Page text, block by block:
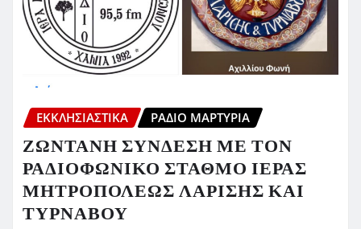
ΕΚΚΛΗΣΙΑΣΤΙΚΆ ΡΆΔΙΟ ΜΑΡΤΥΡΊΑ
ΖΩΝΤΑΝΗ ΣΥΝΔΕΣΗ ΜΕ ΤΟΝ
ΡΑΔΙΟΦΩΝΙΚΟ ΣΤΑΘΜΟ ΙΕΡΑΣ
ΜΗΤΡΟΠΟΛΕΩΣ ΛΑΡΙΣΗΣ ΚΑΙ
ΤΥΡΝΑΒΟΥ